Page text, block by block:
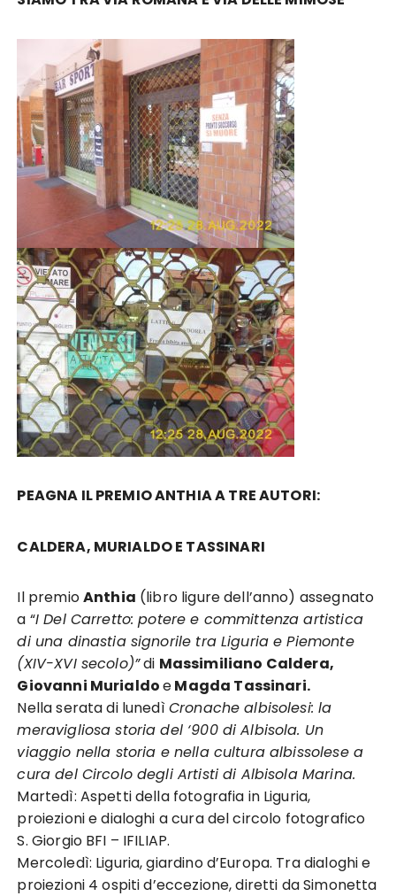
PEAGNA IL PREMIO ANTHIA A TRE AUTORI:
CALDERA, MURIALDO E TASSINARI
Il premioAnthia (libro ligure dell’anno) assegnato
a “I Del Carretto: potere e committenza artistica
di una dinastia signorile tra Liguria e Piemonte
(XIV-XVI secolo)”di Massimiliano Caldera,
Giovanni MurialdoeMagda Tassinari.
Nella serata di lunedìCronache albisolesi: la
meravigliosa storia del ‘900 di Albisola. Un
viaggio nella storia e nella cultura albissolese a
cura del Circolo degli Artisti di Albisola Marina.
Martedì: Aspetti della fotografia in Liguria,
proiezioni e dialoghi a cura del circolo fotografico
S. Giorgio BFI – IFILIAP.
Mercoledì: Liguria, giardino d’Europa. Tra dialoghi e
proiezioni 4 ospiti d’eccezione, diretti da Simonetta